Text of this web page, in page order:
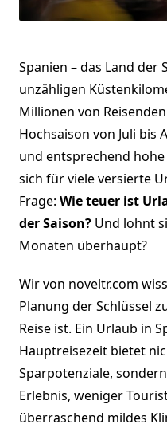
Spanien – das Land der
unzähligen
Millionen von
Hochsaison von Juli
und entsprechend
sich für viele versierte
Frage: Wie teuer ist
der Saison? Und lohnt
Monaten überhaupt?
Wir von noveltr.com
Planung der Schlüssel
Reise ist. Ein Urlaub in
Hauptreisezeit bietet
Sparpotenziale,
Erlebnis, weniger
überraschend mildes